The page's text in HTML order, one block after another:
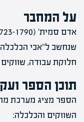
על המחבר
אדם סמית' (1723-1790)
שנחשב ל"אבי הכלכלה
חלוקת עבודה,
תוכן הספר
הספר מציג מערכת
השווקים והכלכלה: